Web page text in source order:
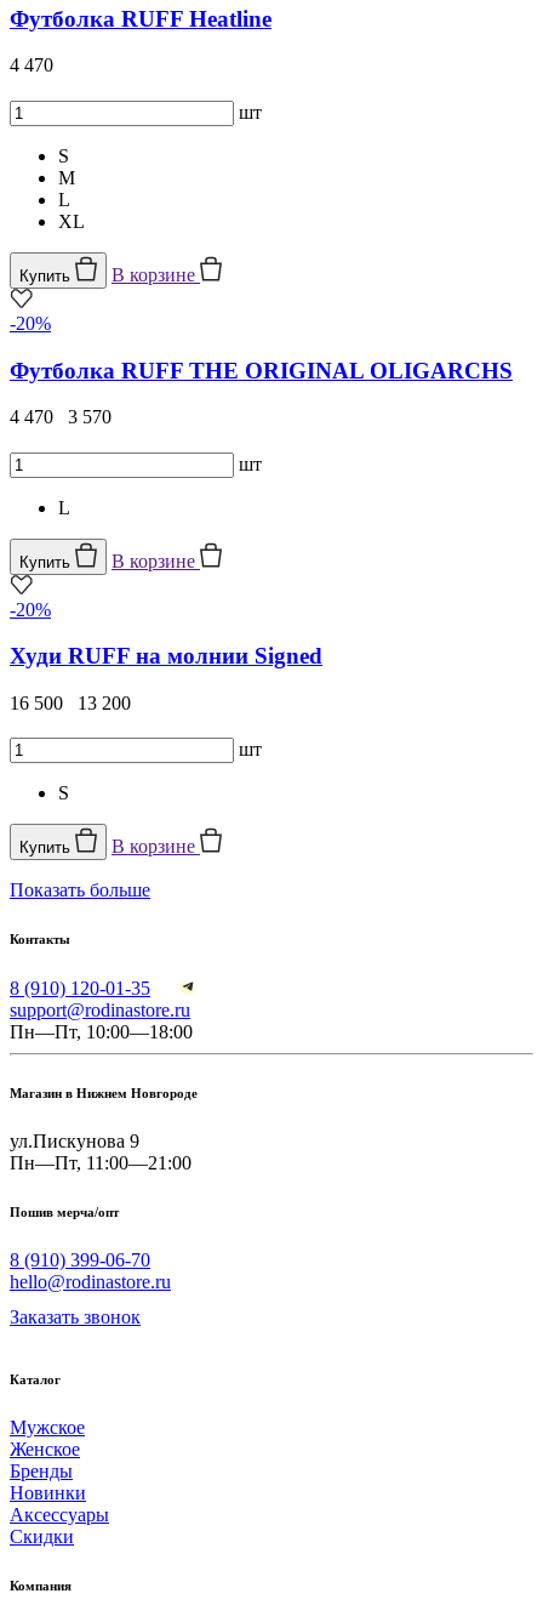
Футболка RUFF Heatline
4 470
шт
S
M
L
XL
Купить В корзине
-20%
Футболка RUFF THE ORIGINAL OLIGARCHS
4 470 3 570
шт
L
Купить В корзине
-20%
Худи RUFF на молнии Signed
16 500 13 200
шт
S
Купить В корзине
Показать больше
Контакты
8 (910) 120-01-35
support@rodinastore.ru
Пн—Пт, 10:00—18:00
Магазин в Нижнем Новгороде
ул.Пискунова 9
Пн—Пт, 11:00—21:00
Пошив мерча/опт
8 (910) 399-06-70
hello@rodinastore.ru
Заказать звонок
Каталог
Мужское
Женское
Бренды
Новинки
Аксессуары
Скидки
Компания